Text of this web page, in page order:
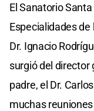
El Sanatorio
Especialidades de
Dr. Ignacio
surgió del director
padre, el Dr.
muchas